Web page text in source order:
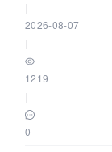
2026-08-07
1219
0